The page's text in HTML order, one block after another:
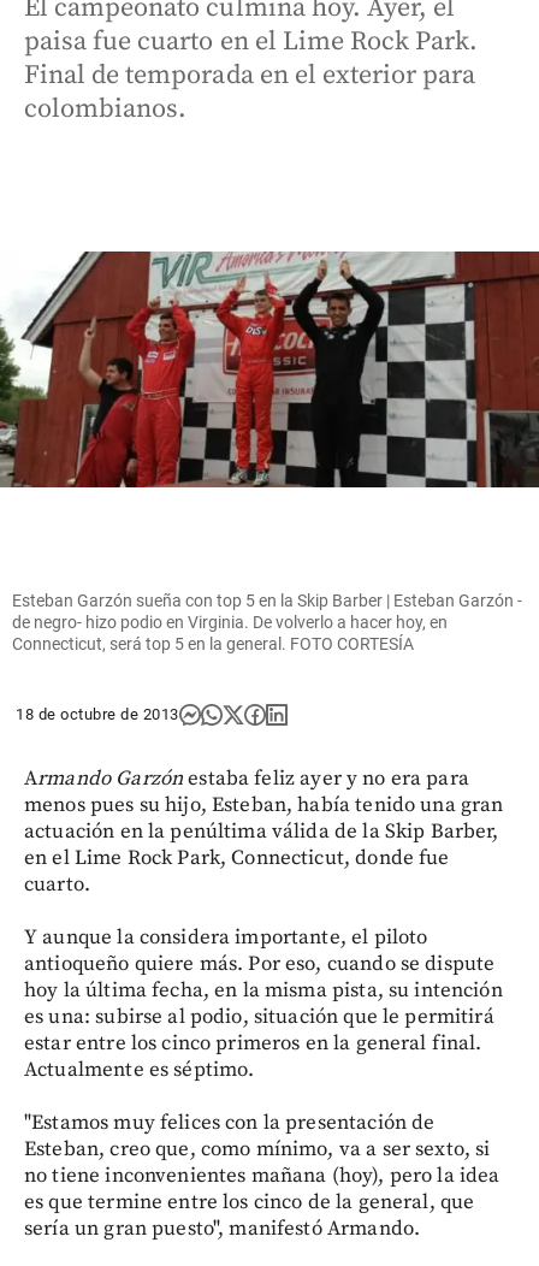
El campeonato culmina hoy. Ayer, el
paisa fue cuarto en el Lime Rock Park.
Final de temporada en el exterior para
colombianos.
Esteban Garzón sueña con top 5 en la Skip Barber | Esteban Garzón -
de negro- hizo podio en Virginia. De volverlo a hacer hoy, en
Connecticut, será top 5 en la general. FOTO CORTESÍA
18 de octubre de 2013
Armando Garzónestaba feliz ayer y no era para
menos pues su hijo, Esteban, había tenido una gran
actuación en la penúltima válida de la Skip Barber,
en el Lime Rock Park, Connecticut, donde fue
cuarto.
Y aunque la considera importante, el piloto
antioqueño quiere más. Por eso, cuando se dispute
hoy la última fecha, en la misma pista, su intención
es una: subirse al podio, situación que le permitirá
estar entre los cinco primeros en la general final.
Actualmente es séptimo.
"Estamos muy felices con la presentación de
Esteban, creo que, como mínimo, va a ser sexto, si
no tiene inconvenientes mañana (hoy), pero la idea
es que termine entre los cinco de la general, que
sería un gran puesto", manifestó Armando.